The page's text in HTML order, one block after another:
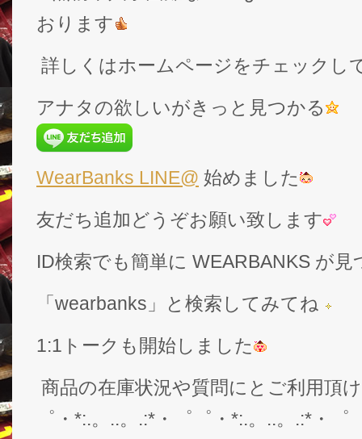
おります
詳しくはホームページをチェックし
アナタの欲しいがきっと見つかる
WearBanks LINE@ 始めました
友だち追加どうぞお願い致します
ID検索でも簡単に WEARBANKS が
「wearbanks」と検索してみてね
1:1トークも開始しました
商品の在庫状況や質問にとご利用頂
゜・*:.。..。.:*・゜゜・*:.。..。.:*・